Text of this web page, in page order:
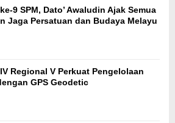
9 SPM, Dato’ Awaludin Ajak Semua
Jaga Persatuan dan Budaya Melayu
IV Regional V Perkuat Pengelolaan
GPS Geodetic